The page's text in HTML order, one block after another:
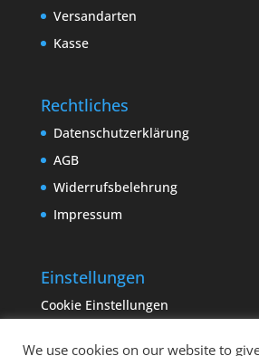
Versandarten
Kasse
Rechtliches
Datenschutzerklärung
AGB
Widerrufsbelehrung
Impressum
Einstellungen
Cookie Einstellungen
We use cookies on our website to